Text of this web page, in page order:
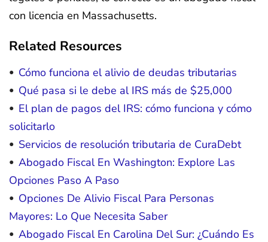
con licencia en Massachusetts.
Related Resources
Cómo funciona el alivio de deudas tributarias
Qué pasa si le debe al IRS más de $25,000
El plan de pagos del IRS: cómo funciona y cómo
solicitarlo
Servicios de resolución tributaria de CuraDebt
Abogado Fiscal En Washington: Explore Las
Opciones Paso A Paso
Opciones De Alivio Fiscal Para Personas
Mayores: Lo Que Necesita Saber
Abogado Fiscal En Carolina Del Sur: ¿Cuándo Es